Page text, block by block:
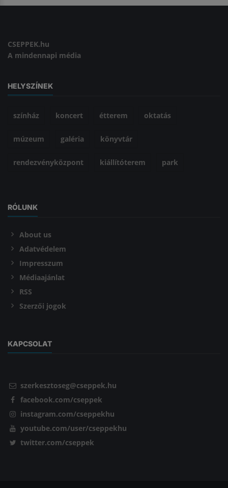
CSEPPEK.hu
A mindennapi média
HELYSZÍNEK
színház koncert étterem oktatás
múzeum galéria könyvtár
rendezvényközpont kiállítóterem park
RÓLUNK
About us
Adatvédelem
Impresszum
Médiaajánlat
RSS
Szerzői jogok
KAPCSOLAT
szerkesztoseg@cseppek.hu
facebook.com/cseppek
instagram.com/cseppekhu
youtube.com/user/cseppekhu
twitter.com/cseppek